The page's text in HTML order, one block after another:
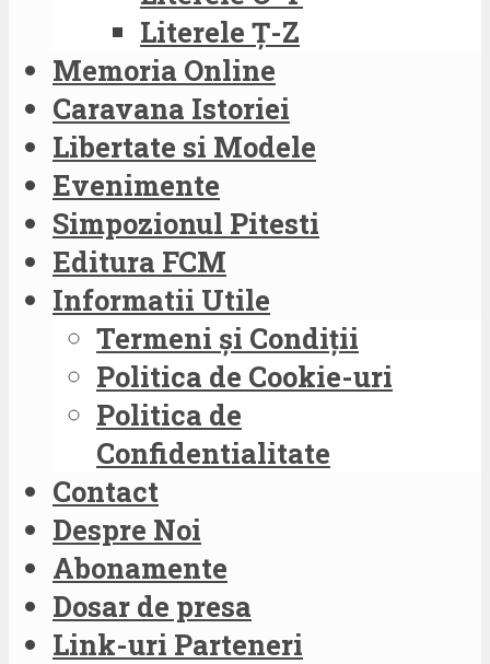
Literele Ț-Z
Memoria Online
Caravana Istoriei
Libertate si Modele
Evenimente
Simpozionul Pitesti
Editura FCM
Informatii Utile
Termeni și Condiții
Politica de Cookie-uri
Politica de
Confidentialitate
Contact
Despre Noi
Abonamente
Dosar de presa
Link-uri Parteneri